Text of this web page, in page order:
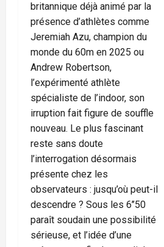
britannique déjà animé par la
présence d’athlètes comme
Jeremiah Azu, champion du
monde du 60m en 2025 ou
Andrew Robertson,
l’expérimenté athlète
spécialiste de l’indoor, son
irruption fait figure de souffle
nouveau. Le plus fascinant
reste sans doute
l’interrogation désormais
présente chez les
observateurs : jusqu’où peut-il
descendre ? Sous les 6’’50
paraît soudain une possibilité
sérieuse, et l’idée d’une